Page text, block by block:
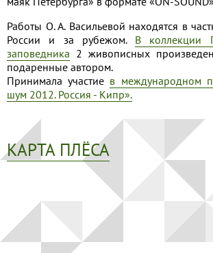
Работы О. А. Васильевой находятся в
России и за рубежом. В коллекции
заповедника 2 живописных
подаренные автором.
Принимала участие в международном
шум 2012. Россия - Кипр».
КАРТА ПЛЁСА